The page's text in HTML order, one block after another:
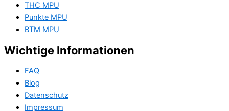
THC MPU
Punkte MPU
BTM MPU
Wichtige Informationen
FAQ
Blog
Datenschutz
Impressum